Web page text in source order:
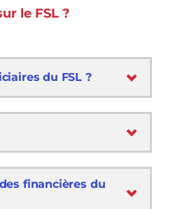
le FSL ?
du FSL ?
financières du